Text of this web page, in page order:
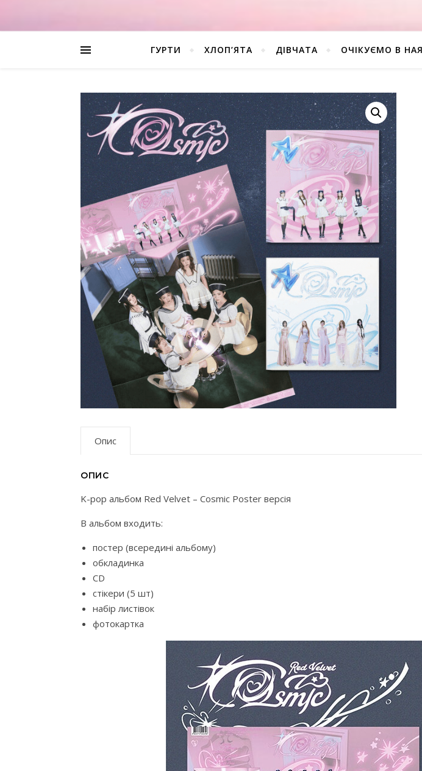
ГУРТИ ХЛОП’ЯТА ДІВЧАТА ОЧІКУЄМО В
Опис
ОПИС
K-pop альбом Red Velvet – Cosmic Poster версія
В альбом входить:
постер (всередині альбому)
обкладинка
CD
стікери (5 шт)
набір листівок
фотокартка